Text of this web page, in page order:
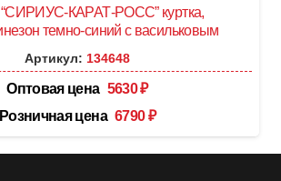
КАРАТ-РОСС” куртка,
темно-синий с васильковым
Артикул: 134648
Оптовая цена 5630₽
Розничная цена 6790₽